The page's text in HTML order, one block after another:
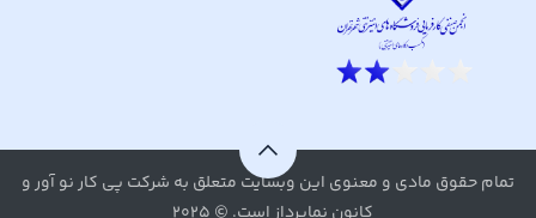
تمام حقوق مادی و معنوی این وبسایت متعلق به شرکت پی کار نو آور و